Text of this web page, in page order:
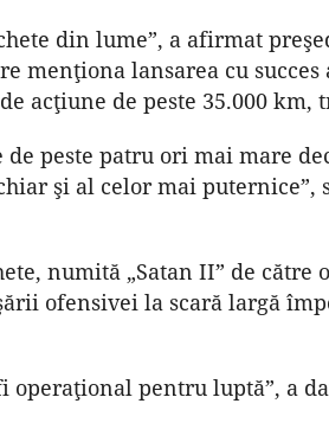
din lume”, a afirmat
menţiona lansarea cu succes
acţiune de peste 35.000 km,
de peste patru ori mai mare
şi al celor mai puternice”,
numită „Satan II” de
ofensivei la scară largă
operaţional pentru luptă”, a